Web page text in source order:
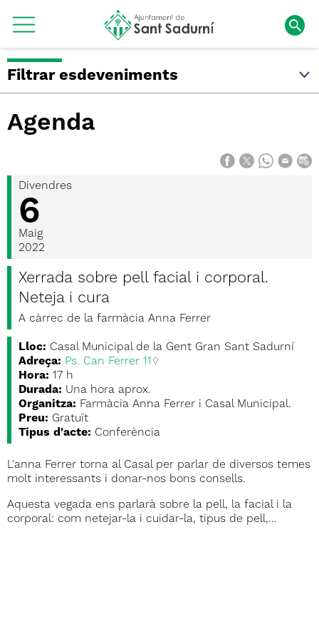
Filtrar esdeveniments
Agenda
Divendres
6
Maig
2022
Xerrada sobre pell facial i corporal.
Neteja i cura
A càrrec de la farmàcia Anna Ferrer
Lloc: Casal Municipal de la Gent Gran Sant Sadurní
Adreça: Ps. Can Ferrer 11
Hora: 17 h
Durada: Una hora aprox.
Organitza: Farmàcia Anna Ferrer i Casal Municipal.
Preu: Gratuït
Tipus d'acte: Conferència
L'anna Ferrer torna al Casal per parlar de diversos temes
molt interessants i donar-nos bons consells.
Aquesta vegada ens parlarà sobre la pell, la facial i la
corporal: com netejar-la i cuidar-la, tipus de pell,...